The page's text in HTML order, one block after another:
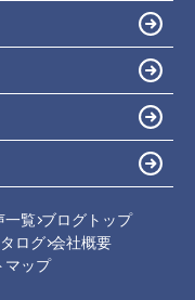
一覧 ブログトップ
ログ 会社概要
マップ